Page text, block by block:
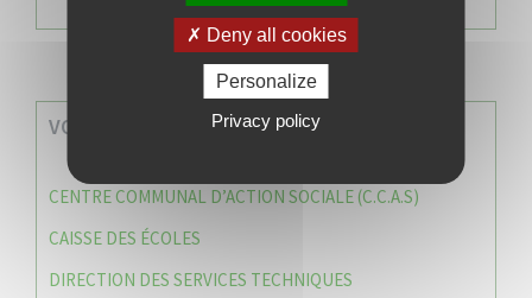
VOS SERVICES MUNICIPAUX
CENTRE COMMUNAL D’ACTION SOCIALE (C.C.A.S)
CAISSE DES ÉCOLES
DIRECTION DES SERVICES TECHNIQUES
Deny all cookies
Personalize
Privacy policy